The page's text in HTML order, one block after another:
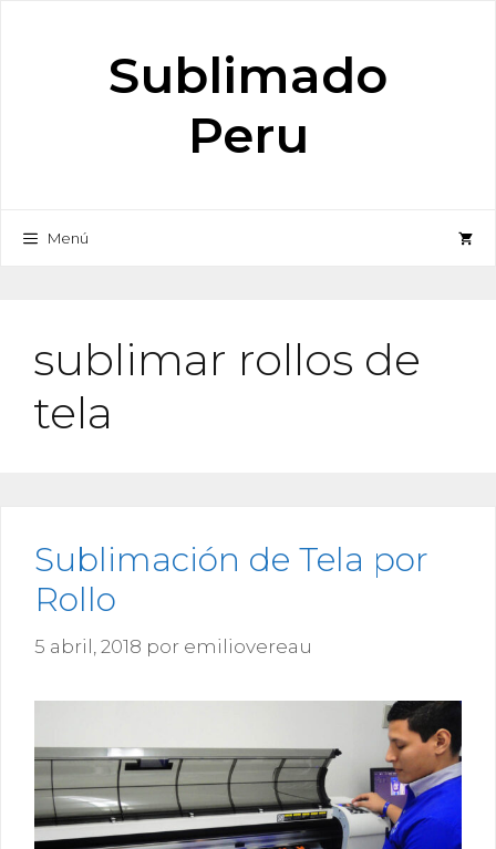
Sublimado
Peru
Menú
sublimar rollos de
tela
Sublimación de Tela por
Rollo
5 abril, 2018 por emiliovereau